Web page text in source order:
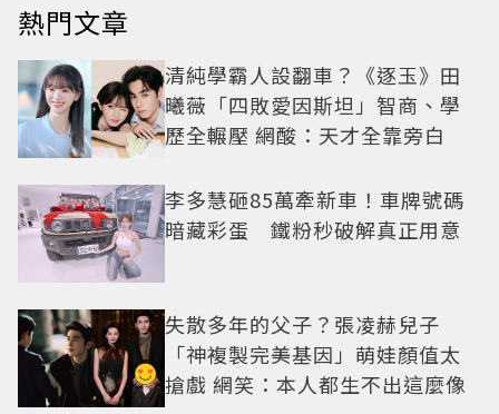
熱門文章
清純學霸人設翻車？《逐玉》田
曦薇「四敗愛因斯坦」智商、學
歷全輾壓 網酸：天才全靠旁白
李多慧砸85萬牽新車！車牌號碼
暗藏彩蛋 鐵粉秒破解真正用意
失散多年的父子？張凌赫兒子
「神複製完美基因」萌娃顏值太
搶戲 網笑：本人都生不出這麼像